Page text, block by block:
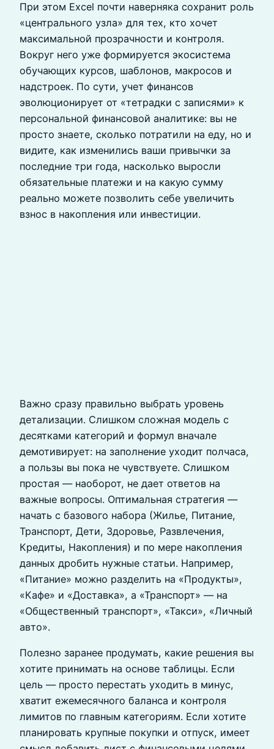
При этом Excel почти наверняка сохранит роль
«центрального узла» для тех, кто хочет
максимальной прозрачности и контроля.
Вокруг него уже формируется экосистема
обучающих курсов, шаблонов, макросов и
надстроек. По сути, учет финансов
эволюционирует от «тетрадки с записями» к
персональной финансовой аналитике: вы не
просто знаете, сколько потратили на еду, но и
видите, как изменились ваши привычки за
последние три года, насколько выросли
обязательные платежи и на какую сумму
реально можете позволить себе увеличить
взнос в накопления или инвестиции.
Важно сразу правильно выбрать уровень
детализации. Слишком сложная модель с
десятками категорий и формул вначале
демотивирует: на заполнение уходит полчаса,
а пользы вы пока не чувствуете. Слишком
простая — наоборот, не дает ответов на
важные вопросы. Оптимальная стратегия —
начать с базового набора (Жилье, Питание,
Транспорт, Дети, Здоровье, Развлечения,
Кредиты, Накопления) и по мере накопления
данных дробить нужные статьи. Например,
«Питание» можно разделить на «Продукты»,
«Кафе» и «Доставка», а «Транспорт» — на
«Общественный транспорт», «Такси», «Личный
авто».
Полезно заранее продумать, какие решения вы
хотите принимать на основе таблицы. Если
цель — просто перестать уходить в минус,
хватит ежемесячного баланса и контроля
лимитов по главным категориям. Если хотите
планировать крупные покупки и отпуск, имеет